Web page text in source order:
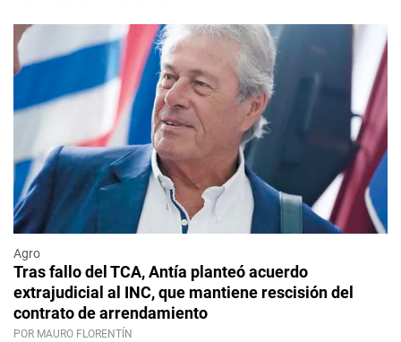
Agro
Tras fallo del TCA, Antía planteó acuerdo
extrajudicial al INC, que mantiene rescisión del
contrato de arrendamiento
POR MAURO FLORENTÍN